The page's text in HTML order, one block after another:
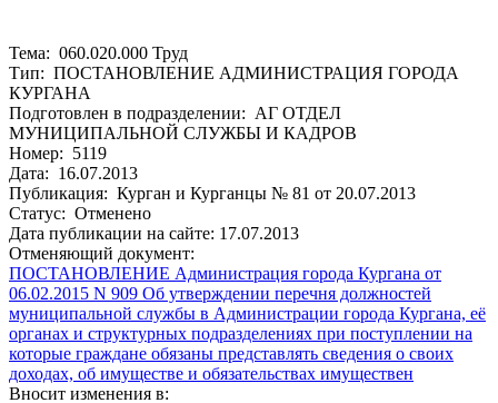
Тема: 060.020.000 Труд
Тип: ПОСТАНОВЛЕНИЕ АДМИНИСТРАЦИЯ ГОРОДА
КУРГАНА
Подготовлен в подразделении: АГ ОТДЕЛ
МУНИЦИПАЛЬНОЙ СЛУЖБЫ И КАДРОВ
Номер: 5119
Дата: 16.07.2013
Публикация: Курган и Курганцы № 81 от 20.07.2013
Статус: Отменено
Дата публикации на сайте: 17.07.2013
Отменяющий документ:
ПОСТАНОВЛЕНИЕ Администрация города Кургана от
06.02.2015 N 909 Об утверждении перечня должностей
муниципальной службы в Администрации города Кургана, её
органах и структурных подразделениях при поступлении на
которые граждане обязаны представлять сведения о своих
доходах, об имуществе и обязательствах имуществен
Вносит изменения в: